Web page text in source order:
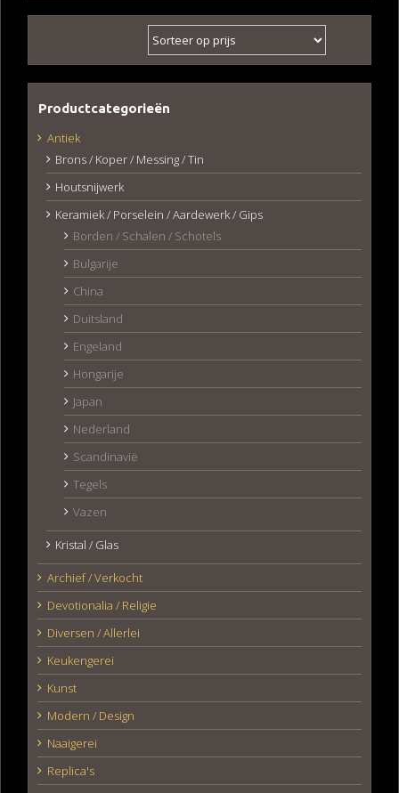
Productcategorieën
Antiek
Brons / Koper / Messing / Tin
Houtsnijwerk
Keramiek / Porselein / Aardewerk / Gips
Borden / Schalen / Schotels
Bulgarije
China
Duitsland
Engeland
Hongarije
Japan
Nederland
Scandinavië
Tegels
Vazen
Kristal / Glas
Archief / Verkocht
Devotionalia / Religie
Diversen / Allerlei
Keukengerei
Kunst
Modern / Design
Naaigerei
Replica's